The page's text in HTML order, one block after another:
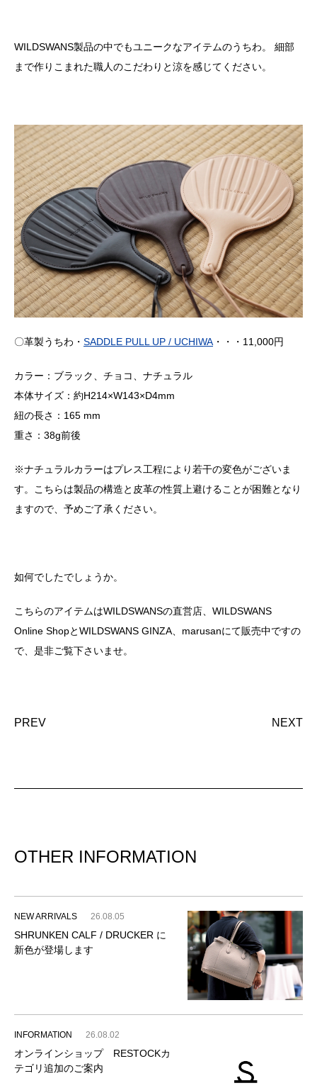
WILDSWANS製品の中でもユニークなアイテムのうちわ。 細部
まで作りこまれた職人のこだわりと涼を感じてください。
〇革製うちわ・ SADDLE PULL UP / UCHIWA ・・・11,000円
カラー：ブラック、チョコ、ナチュラル
本体サイズ：約H214×W143×D4mm
紐の長さ：165 mm
重さ：38g前後
※ナチュラルカラーはプレス工程により若干の変色がございま
す。こちらは製品の構造と皮革の性質上避けることが困難となり
ますので、予めご了承ください。
如何でしたでしょうか。
こちらのアイテムはWILDSWANSの直営店、WILDSWANS
Online ShopとWILDSWANS GINZA、marusanにて販売中ですの
で、是非ご覧下さいませ。
PREV NEXT
OTHER INFORMATION
NEW ARRIVALS 26.08.05
SHRUNKEN CALF / DRUCKER に
新色が登場します
INFORMATION 26.08.02
オンラインショップ RESTOCKカ
テゴリ追加のご案内